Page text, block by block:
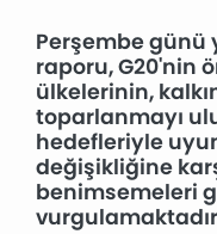
Perşembe günü
raporu, G20'nin
ülkelerinin,
toparlanmayı
hedefleriyle
değişikliğine
benimsemeleri